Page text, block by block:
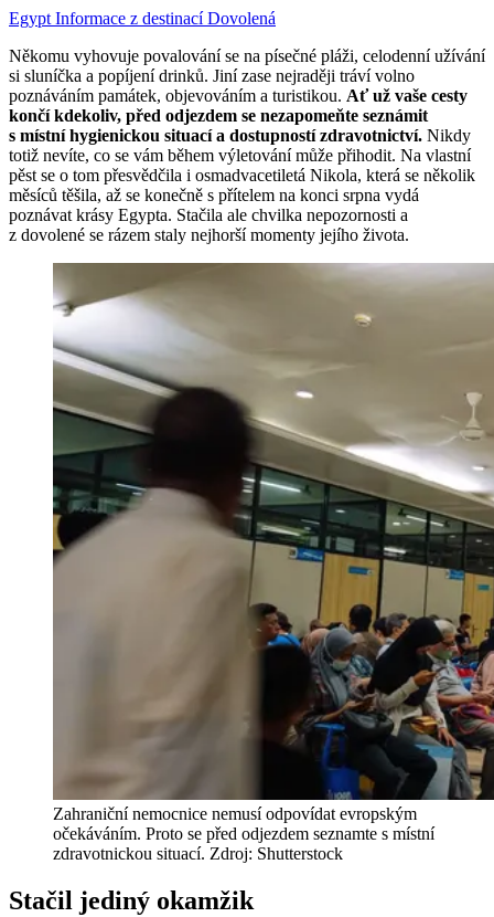
EgyptInformace z destinacíDovolená
Někomu vyhovuje povalování se na písečné pláži, celodenní užívání
si sluníčka a popíjení drinků. Jiní zase nejraději tráví volno
poznáváním památek, objevováním a turistikou. Ať už vaše cesty
končí kdekoliv, před odjezdem se nezapomeňte seznámit
s místní hygienickou situací a dostupností zdravotnictví. Nikdy
totiž nevíte, co se vám během výletování může přihodit. Na vlastní
pěst se o tom přesvědčila i osmadvacetiletá Nikola, která se několik
měsíců těšila, až se konečně s přítelem na konci srpna vydá
poznávat krásy Egypta. Stačila ale chvilka nepozornosti a
z dovolené se rázem staly nejhorší momenty jejího života.
Zahraniční nemocnice nemusí odpovídat evropským
očekáváním. Proto se před odjezdem seznamte s místní
zdravotnickou situací. Zdroj: Shutterstock
Stačil jediný okamžik